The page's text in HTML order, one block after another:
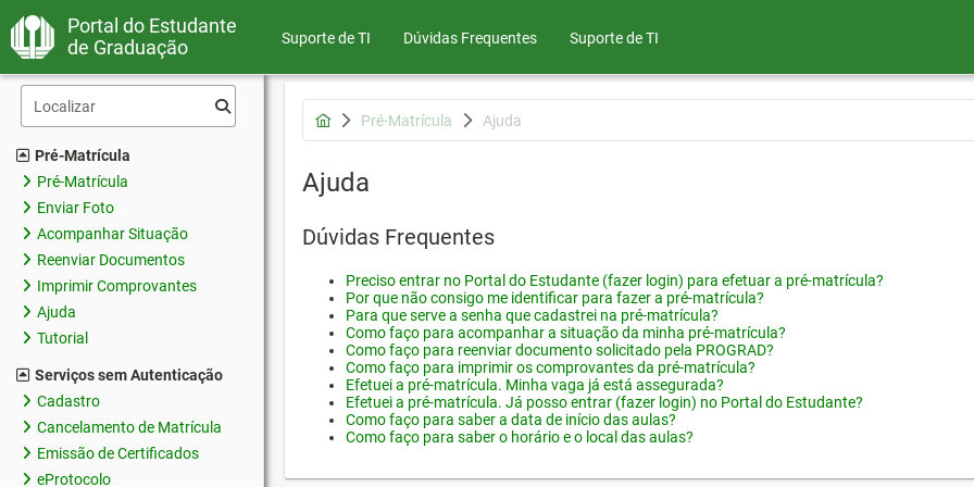
Portal do Estudante
de Graduação
Suporte de TI Dúvidas Frequentes Suporte de TI
Pré-Matrícula
Pré-Matrícula
Enviar Foto
Acompanhar Situação
Reenviar Documentos
Imprimir Comprovantes
Ajuda
Tutorial
Serviços sem Autenticação
Cadastro
Cancelamento de Matrícula
Emissão de Certificados
eProtocolo
Pré-Matrícula Ajuda
Ajuda
Dúvidas Frequentes
Preciso entrar no Portal do Estudante (fazer login) para efetuar a pré-matrícula?
Por que não consigo me identificar para fazer a pré-matrícula?
Para que serve a senha que cadastrei na pré-matrícula?
Como faço para acompanhar a situação da minha pré-matrícula?
Como faço para reenviar documento solicitado pela PROGRAD?
Como faço para imprimir os comprovantes da pré-matrícula?
Efetuei a pré-matrícula. Minha vaga já está assegurada?
Efetuei a pré-matrícula. Já posso entrar (fazer login) no Portal do Estudante?
Como faço para saber a data de início das aulas?
Como faço para saber o horário e o local das aulas?